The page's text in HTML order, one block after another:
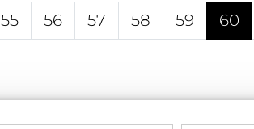
55 56 57 58 59 60